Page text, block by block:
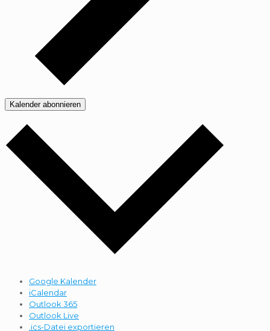
Kalender abonnieren
Google Kalender
iCalendar
Outlook 365
Outlook Live
.ics-Datei exportieren